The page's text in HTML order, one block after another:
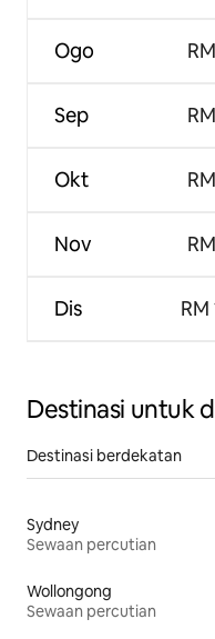
Ogo
Sep
Okt
Nov
Dis
Destinasi untuk
Destinasi berdekatan
Sydney
Sewaan percutian
Wollongong
Sewaan percutian